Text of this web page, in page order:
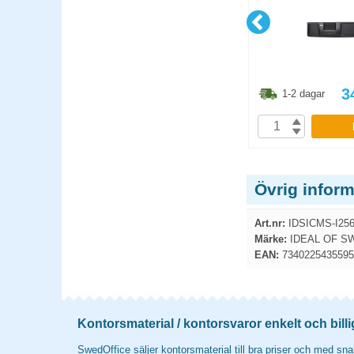
1-2 dagar
Övrig
Art.nr: IDSICMS-
Märke: IDEAL OF
EAN: 7340225435595
Kontorsmaterial / kontorsvaror enkelt och
SwedOffice säljer kontorsmaterial till bra priser och med